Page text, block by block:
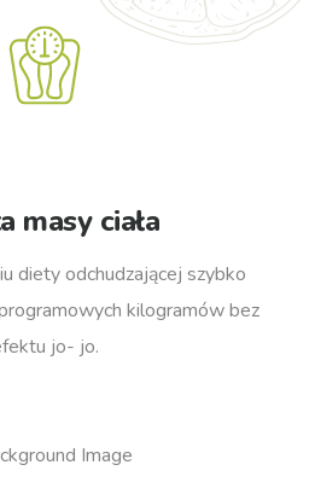
masy ciała
diety odchudzającej szybko
kilogramów bez
jo- jo.